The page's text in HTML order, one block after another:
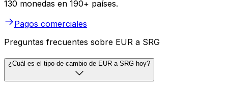
130 monedas en 190+ países.
Pagos comerciales
Preguntas frecuentes sobre EUR a SRG
¿Cuál es el tipo de cambio de EUR a SRG hoy?